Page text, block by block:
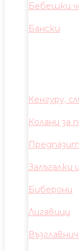
Бебешки
Бански
Кенгуру,
Колани за
Залъгалки
Биберони
Лигавици